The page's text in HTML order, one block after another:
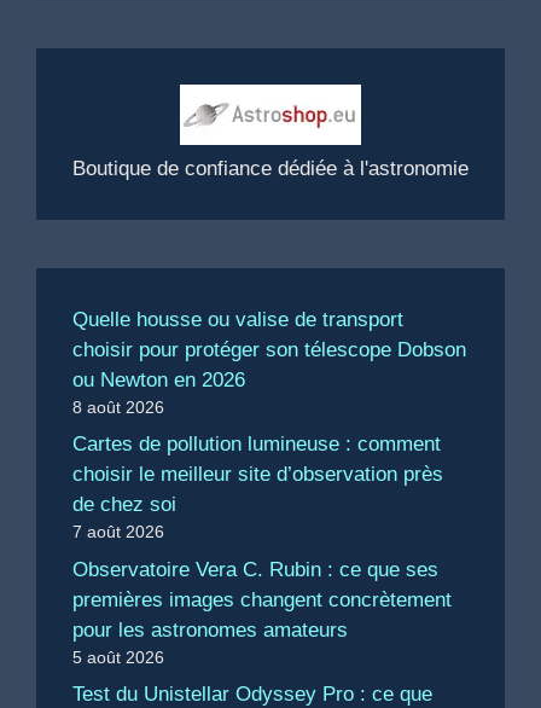
Boutique de confiance dédiée à l'astronomie
Quelle housse ou valise de transport
choisir pour protéger son télescope Dobson
ou Newton en 2026
8 août 2026
Cartes de pollution lumineuse : comment
choisir le meilleur site d’observation près
de chez soi
7 août 2026
Observatoire Vera C. Rubin : ce que ses
premières images changent concrètement
pour les astronomes amateurs
5 août 2026
Test du Unistellar Odyssey Pro : ce que